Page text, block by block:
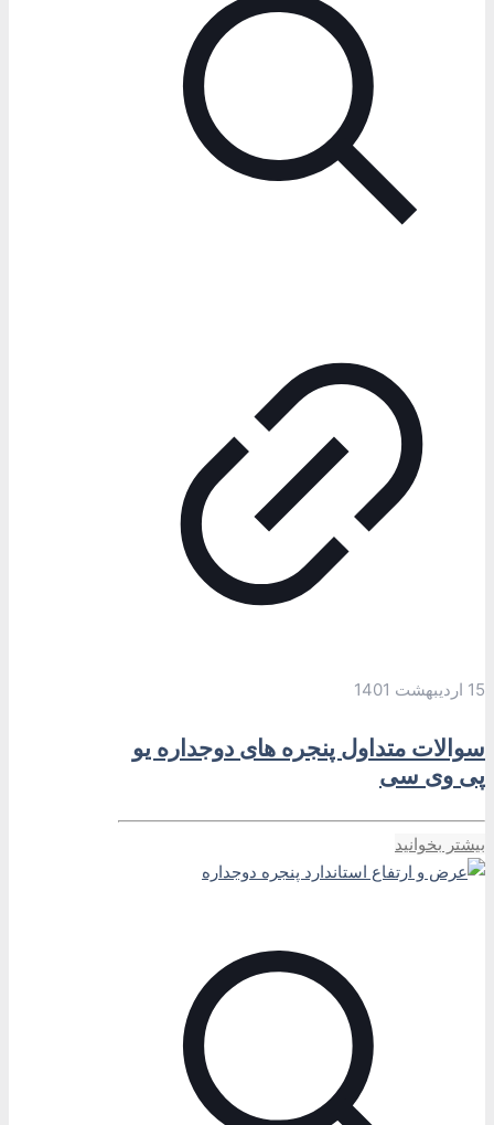
15 اردیبهشت 1401
سوالات متداول پنجره های دوجداره یو
پی وی سی
بیشتر بخوانید